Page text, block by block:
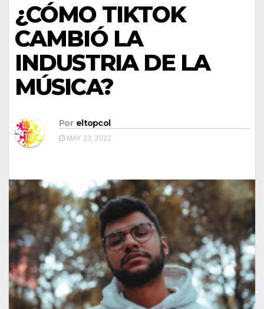
¿CÓMO TIKTOK
CAMBIÓ LA
INDUSTRIA DE LA
MÚSICA?
Por eltopcol
MAY 23, 2022